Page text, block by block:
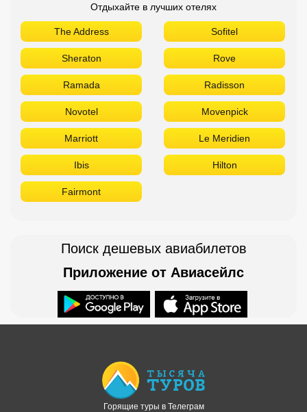
Отдыхайте в лучших отелях
The Address Sofitel
Sheraton Rove
Ramada Radisson
Novotel Movenpick
Marriott Le Meridien
Ibis Hilton
Fairmont
Поиск дешевых авиабилетов
Приложение от Авиасейлс
Горящие туры в Телеграм